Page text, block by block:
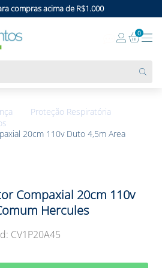
compras acima de R$1.000
0
Proteção Respiratória
20cm 110v Duto 4,5m Area
Compaxial 20cm 110v
Hercules
: CV1P20A45